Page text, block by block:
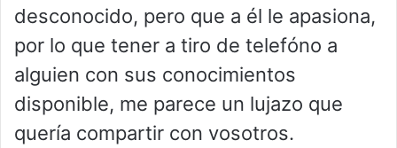
desconocido, pero que a él le apasiona,
por lo que tener a tiro de telefóno a
alguien con sus conocimientos
disponible, me parece un lujazo que
quería compartir con vosotros.